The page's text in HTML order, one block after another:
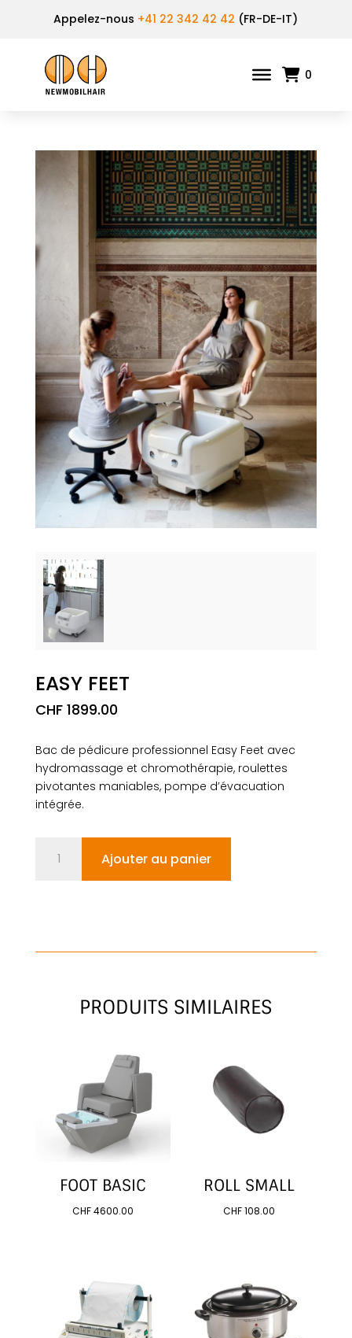
Appelez-nous +41 22 342 42 42 (FR-DE-IT)
0
EASY FEET
CHF1899.00
Bac de pédicure professionnel Easy Feet avec
hydromassage et chromothérapie, roulettes
pivotantes maniables, pompe d’évacuation
intégrée.
Ajouter au panier
PRODUITS SIMILAIRES
FOOT BASIC
CHF4600.00
ROLL SMALL
CHF108.00